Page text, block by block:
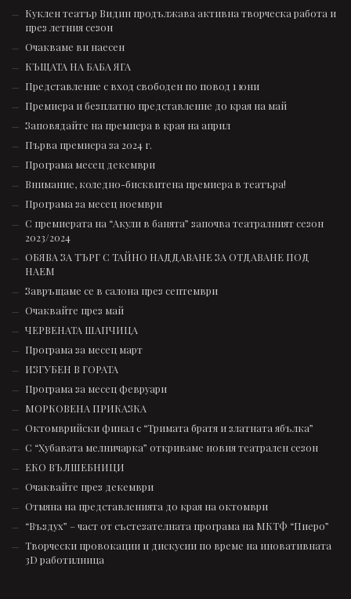
Куклен театър Видин продължава активна творческа работа и
през летния сезон
Очакваме ви наесен
КЪЩАТА НА БАБА ЯГА
Представление с вход свободен по повод 1 юни
Премиера и безплатно представление до края на май
Заповядайте на премиера в края на април
Първа премиера за 2024 г.
Програма месец декември
Внимание, коледно-бисквитена премиера в театъра!
Програма за месец ноември
С премиерата на “Акули в банята” започва театралният сезон
2023/2024
ОБЯВА ЗА ТЪРГ С ТАЙНО НАДДАВАНЕ ЗА ОТДАВАНЕ ПОД
НАЕМ
Завръщаме се в салона през септември
Очаквайте през май
ЧЕРВЕНАТА ШАПЧИЦА
Програма за месец март
ИЗГУБЕН В ГОРАТА
Програма за месец февруари
МОРКОВЕНА ПРИКАЗКА
Октомврийски финал с “Тримата братя и златната ябълка”
С “Хубавата мелничарка” откриваме новия театрален сезон
ЕКО ВЪЛШЕБНИЦИ
Очаквайте през декември
Отмяна на представленията до края на октомври
“Въздух” – част от състезателната програмa на МКТФ “Пиеро”
Творчески провокации и дискусии по време на иновативната
3D работилница